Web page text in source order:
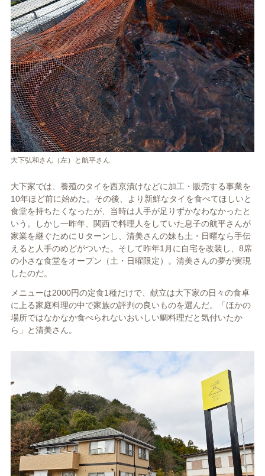
大下弘和さん（左）と航平さん
大下家では、養殖のタイを西京漬けなどに加工・販売する事業を
10年ほど前に始めた。その後、より新鮮なタイを食べてほしいと
食堂を持ちたくなったが、当時は人手が足りずかなわなかったと
いう。しかし一昨年、関西で料理人をしていた息子の航平さんが
家業を継ぐためにＵターンし、清美さんの妹も土・日曜なら手伝
えると人手のめどがついた。そして昨年1月に自宅を改装し、8席
の小さな食堂をオープン（土・日曜限定）。清美さんの夢が実現
したのだ。
メニューは2000円の定食1種だけで、献立は大下家の日々の食卓
に上る家庭料理の中で家族の評判の良いものを選んだ。「ほかの
場所ではなかなか食べられないおいしい鯛料理だと気付いたか
ら」と清美さん。